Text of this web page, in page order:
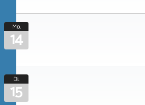
Mo.
14
Di.
15